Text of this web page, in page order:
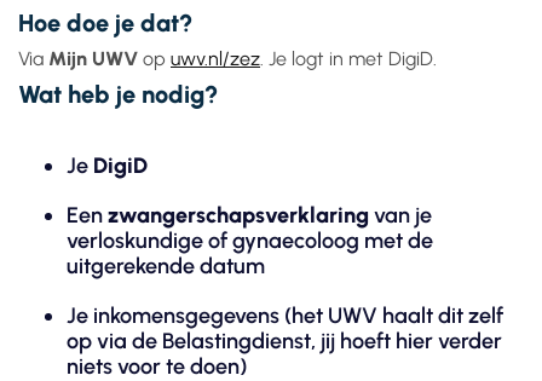
Hoe doe je dat?
Via Mijn UWV op uwv.nl/zez . Je logt in met DigiD.
Wat heb je nodig?
Je DigiD
Eenzwangerschapsverklaring van je
verloskundige of gynaecoloog met de
uitgerekende datum
Je inkomensgegevens (het UWV haalt dit zelf
op via de Belastingdienst, jij hoeft hier verder
niets voor te doen)